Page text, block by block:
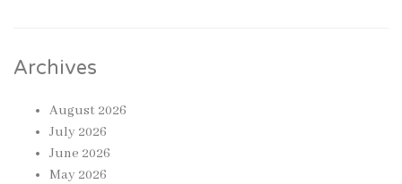
Archives
August 2026
July 2026
June 2026
May 2026